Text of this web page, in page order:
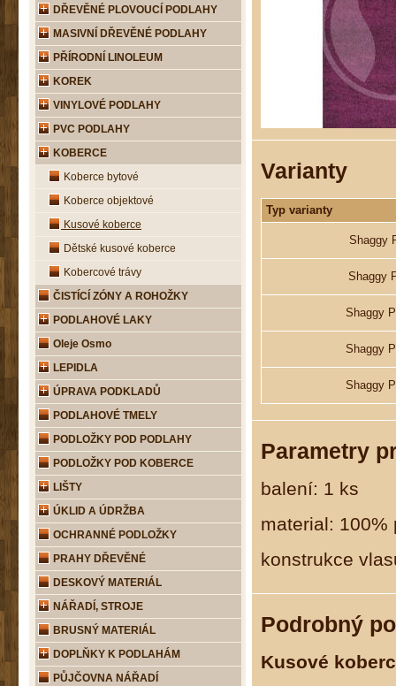
Varianty
Typ varianty
Shaggy
Shaggy
Shaggy
Shaggy
Shaggy
Parametry
balení: 1 ks
material: 100%
konstrukce
Podrobný
Kusové
DŘEVĚNÉ PLOVOUCÍ PODLAHY
MASIVNÍ DŘEVĚNÉ PODLAHY
PŘÍRODNÍ LINOLEUM
KOREK
VINYLOVÉ PODLAHY
PVC PODLAHY
KOBERCE
Koberce bytové
Koberce objektové
Kusové koberce
Dětské kusové koberce
Kobercové trávy
ČISTÍCÍ ZÓNY A ROHOŽKY
PODLAHOVÉ LAKY
Oleje Osmo
LEPIDLA
ÚPRAVA PODKLADŮ
PODLAHOVÉ TMELY
PODLOŽKY POD PODLAHY
PODLOŽKY POD KOBERCE
LIŠTY
ÚKLID A ÚDRŽBA
OCHRANNÉ PODLOŽKY
PRAHY DŘEVĚNÉ
DESKOVÝ MATERIÁL
NÁŘADÍ, STROJE
BRUSNÝ MATERIÁL
DOPLŇKY K PODLAHÁM
PŮJČOVNA NÁŘADÍ